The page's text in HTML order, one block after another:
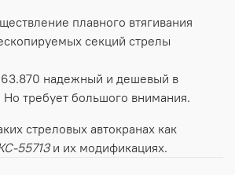
плавного втягивания
секций стрелы
надежный и дешевый в
Но требует большого внимания.
стреловых автокранах как
55713 и их модификациях.